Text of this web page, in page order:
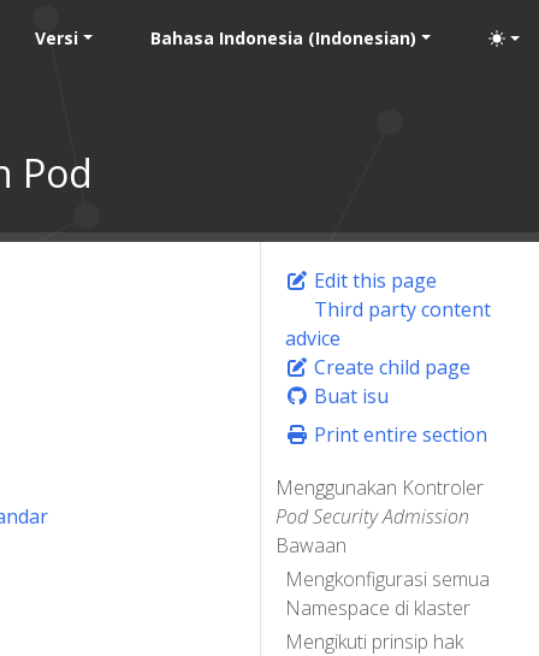
Versi Bahasa Indonesia (Indonesian)
Pod
Edit this page
Third party content
advice
Create child page
Buat isu
Print entire section
Menggunakan Kontroler
Pod Security Admission
Bawaan
Mengkonfigurasi semua
Namespace di klaster
Mengikuti prinsip hak